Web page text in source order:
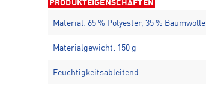
PRODUKTEIGENSCHAFTEN
Material: 65 % Polyester, 35 % Baumwolle
Materialgewicht: 150 g
Feuchtigkeitsableitend